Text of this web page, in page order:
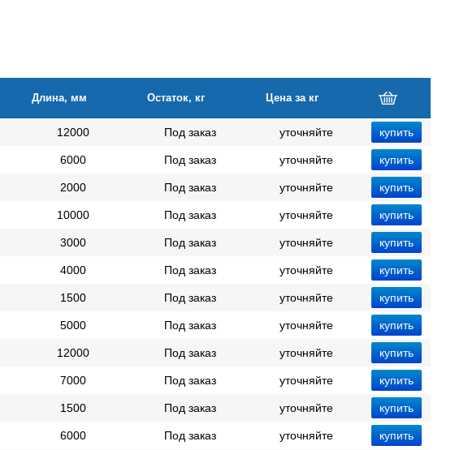
Длина, мм Остаток, кг Цена за кг
12000 Под заказ уточняйте
6000 Под заказ уточняйте
2000 Под заказ уточняйте
10000 Под заказ уточняйте
3000 Под заказ уточняйте
4000 Под заказ уточняйте
1500 Под заказ уточняйте
5000 Под заказ уточняйте
12000 Под заказ уточняйте
7000 Под заказ уточняйте
1500 Под заказ уточняйте
6000 Под заказ уточняйте